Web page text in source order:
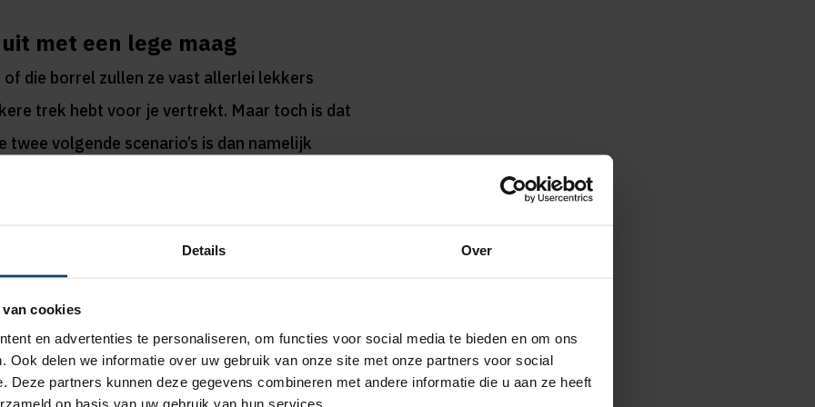
Details Over
cookies
en advertenties te personaliseren, om functies voor social media te bieden en om ons
Ook delen we informatie over uw gebruik van onze site met onze partners voor social
Deze partners kunnen deze gegevens combineren met andere informatie die u aan ze heeft
op basis van uw gebruik van hun services.
met een lege maag
die borrel zullen ze vast allerlei lekkers
trek hebt voor je vertrekt. Maar toch is dat
twee volgende scenario’s is dan namelijk
de beste vette en/of zoute snack die
met een glas alcohol, waardoor je
remmingen afnemen. Hoe dan ook, je eet te
schoenen mee naar je